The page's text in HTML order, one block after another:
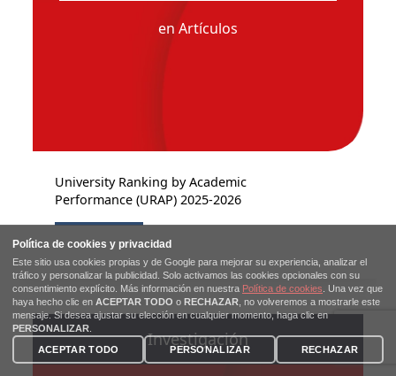
en Artículos
University Ranking by Academic
Performance (URAP) 2025-2026
Investigación